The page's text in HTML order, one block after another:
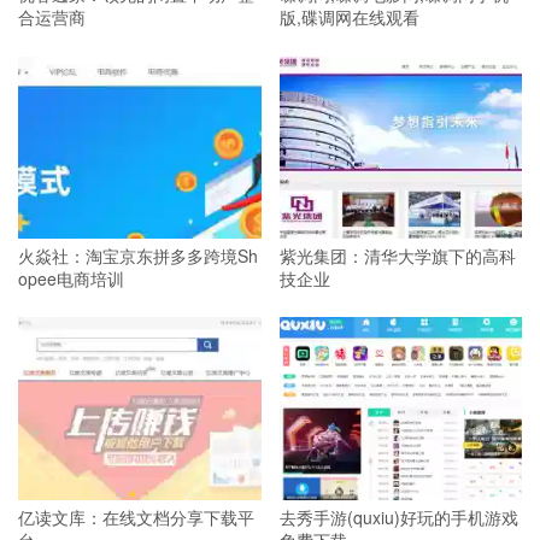
合运营商
版,碟调网在线观看
火焱社：淘宝京东拼多多跨境Sh
opee电商培训
紫光集团：清华大学旗下的高科
技企业
亿读文库：在线文档分享下载平
去秀手游(quxiu)好玩的手机游戏